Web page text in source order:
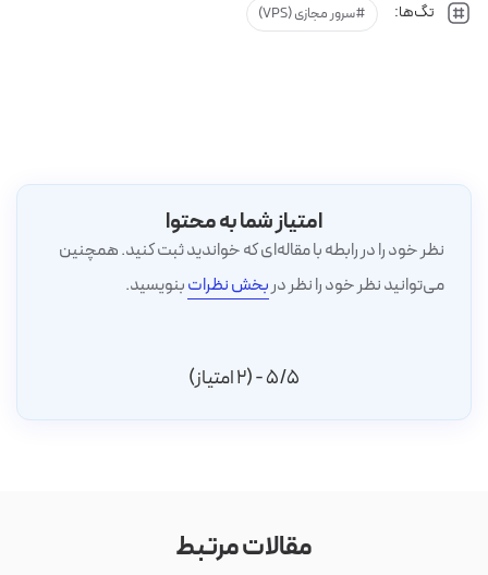
تگ‌ها: سرور مجازی (VPS)
امتیاز شما به محتوا
نظر خود را در رابطه با مقاله‌ای که خواندید ثبت کنید. همچنین
می‌توانید نظر خود را نظر دربخش نظراتبنویسید.
5/5 - (2 امتیاز)
مقالات مرتبط